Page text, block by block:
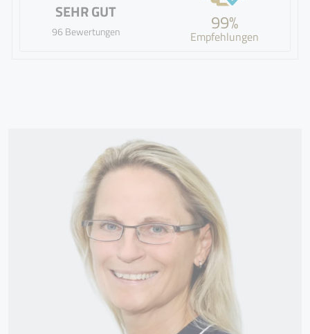
SEHR GUT
96 Bewertungen 99%
Empfehlungen